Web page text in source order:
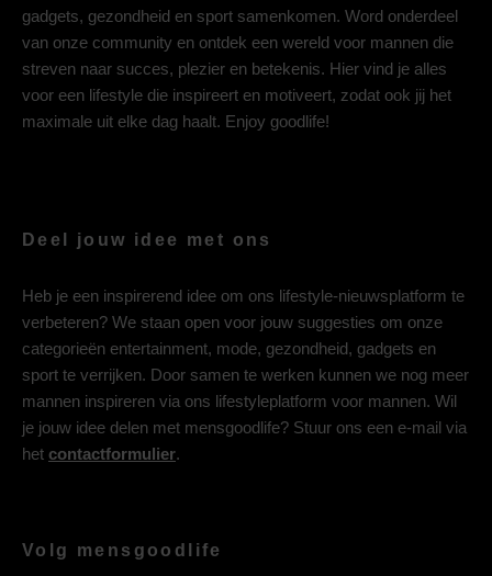
gadgets, gezondheid en sport samenkomen. Word onderdeel
van onze community en ontdek een wereld voor mannen die
streven naar succes, plezier en betekenis. Hier vind je alles
voor een lifestyle die inspireert en motiveert, zodat ook jij het
maximale uit elke dag haalt. Enjoy goodlife!
Deel jouw idee met ons
Heb je een inspirerend idee om ons lifestyle-nieuwsplatform te
verbeteren? We staan open voor jouw suggesties om onze
categorieën entertainment, mode, gezondheid, gadgets en
sport te verrijken. Door samen te werken kunnen we nog meer
mannen inspireren via ons lifestyleplatform voor mannen. Wil
je jouw idee delen met mensgoodlife? Stuur ons een e-mail via
het contactformulier.
Volg mensgoodlife